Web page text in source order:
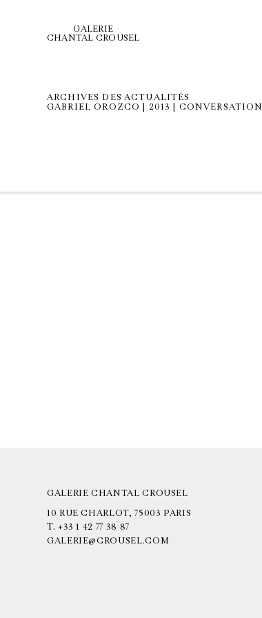
GALERIE
CHANTAL CROUSEL
ARCHIVES DES ACTUALITÉS
GABRIEL OROZCO | 2013 | CONVERSATION
GALERIE CHANTAL CROUSEL
10 RUE CHARLOT, 75003 PARIS
T. +33 1 42 77 38 87
GALERIE@CROUSEL.COM